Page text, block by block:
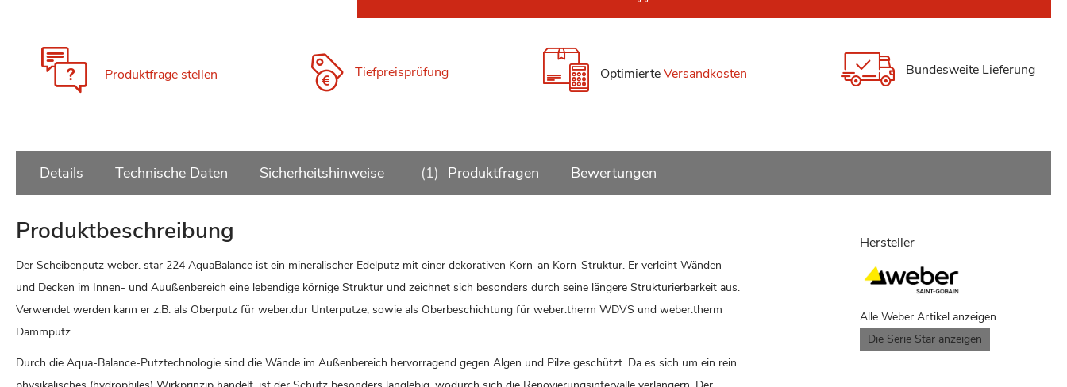
Bildgalerie
springen
Produktfrage stellen Tiefpreisprüfung OptimierteVersandkosten Bundesweite Lieferung
Details Technische Daten Sicherheitshinweise 1 Produktfragen Bewertungen
Hersteller
Alle Weber Artikel anzeigen
Die Serie Star anzeigen
Produktbeschreibung
Der Scheibenputz weber. star 224 AquaBalance ist ein mineralischer Edelputz mit einer dekorativen Korn-an Korn-Struktur. Er verleiht Wänden
und Decken im Innen- und Auußenbereich eine lebendige körnige Struktur und zeichnet sich besonders durch seine längere Strukturierbarkeit aus.
Verwendet werden kann er z.B. als Oberputz für weber.dur Unterputze, sowie als Oberbeschichtung für weber.therm WDVS und weber.therm
Dämmputz.
Durch die Aqua-Balance-Putztechnologie sind die Wände im Außenbereich hervorragend gegen Algen und Pilze geschützt. Da es sich um ein rein